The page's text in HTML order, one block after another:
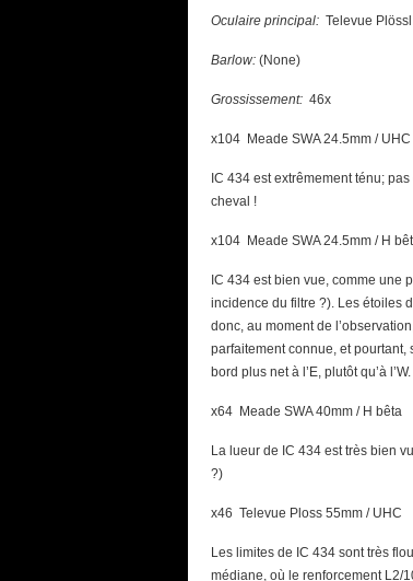
Oculaire principal: Televue
Barlow: (None)
Grossissement: 46x
x104 Meade SWA 24.5mm / UHC
IC 434 est extrêmement ténu;
cheval !
x104 Meade SWA 24.5mm / H
IC 434 est bien vue, comme une
incidence du filtre ?). Les étoiles
donc, au moment de
parfaitement connue, et
bord plus net à l’E, plutôt qu’à l’W.
x64 Meade SWA 40mm / H bêta
La lueur de IC 434 est très bien
?)
x46 Televue Ploss 55mm / UHC
Les limites de IC 434 sont très
médiane, où le renforcement L2/